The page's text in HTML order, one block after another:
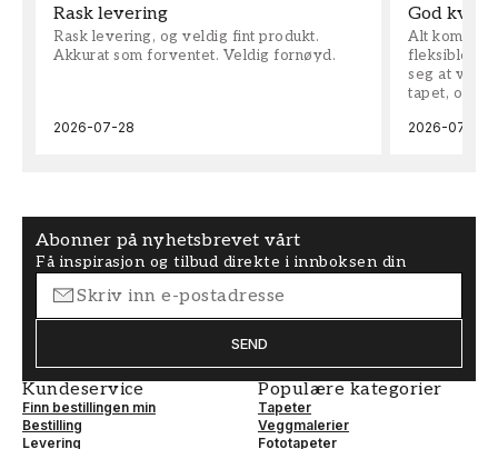
Rask levering
Rask levering, og veldig fint produkt.
Akkurat som forventet. Veldig fornøyd.
2026-07-28
God
Alt kom
fleksible på
seg at vi
tapet, og
2026-07-04
Abonner på nyhetsbrevet vårt
Få inspirasjon og tilbud direkte i innboksen din
SEND
Kundeservice
Finn bestillingen min
Bestilling
Levering
Populære kategorier
Tapeter
Veggmalerier
Fototapeter